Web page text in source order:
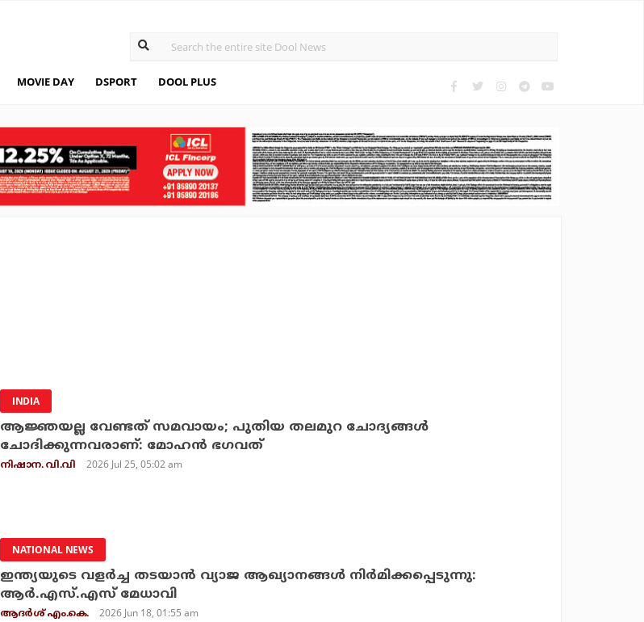
MOVIE DAY DSPORT DOOL PLUS
INDIA
ആജ്ഞയല്ല വേണ്ടത് സമവായം; പുതിയ തലമുറ ചോദ്യങ്ങള്‍
ചോദിക്കുന്നവരാണ്: മോഹന്‍ ഭഗവത്
നിഷാന. വി.വി 2026 Jul 25, 05:02 am
NATIONAL NEWS
ഇന്ത്യയുടെ വളര്‍ച്ച തടയാന്‍ വ്യാജ ആഖ്യാനങ്ങള്‍ നിര്‍മിക്കപ്പെടുന്നു:
ആര്‍.എസ്.എസ് മേധാവി
ആദർശ് എം.കെ. 2026 Jun 18, 01:55 am